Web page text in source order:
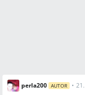
perla200 AUTOR •